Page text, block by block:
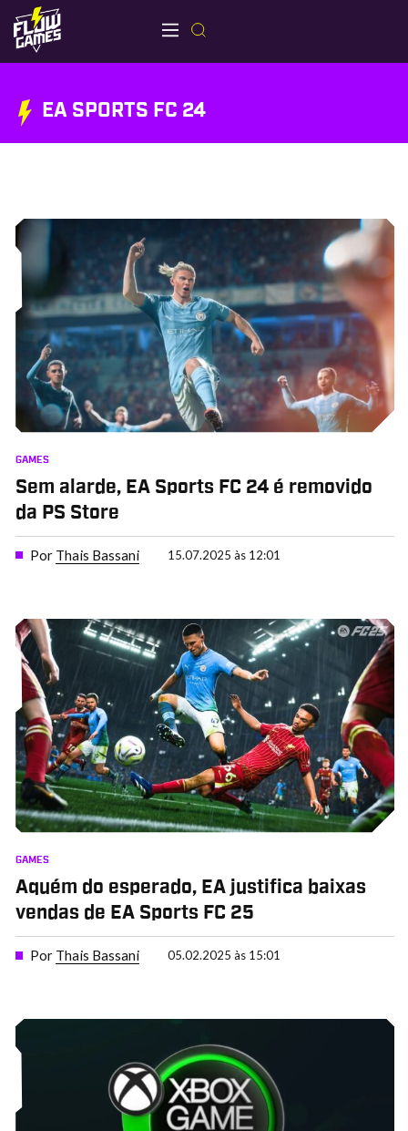
EA SPORTS FC 24
GAMES
Sem alarde, EA Sports FC 24 é removido
da PS Store
Por Thais Bassani 15.07.2025 às 12:01
GAMES
Aquém do esperado, EA justifica baixas
vendas de EA Sports FC 25
Por Thais Bassani 05.02.2025 às 15:01